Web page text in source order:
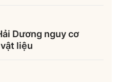
Dương nguy cơ
liệu